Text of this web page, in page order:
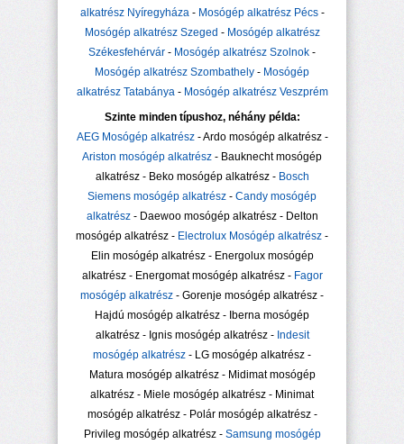
alkatrész Nyíregyháza- Mosógép alkatrész Pécs-
Mosógép alkatrész Szeged - Mosógép alkatrész
Székesfehérvár - Mosógép alkatrész Szolnok -
Mosógép alkatrész Szombathely - Mosógép
alkatrész Tatabánya- Mosógép alkatrész Veszprém
Szinte minden típushoz, néhány példa:
AEG Mosógép alkatrész- Ardo mosógép alkatrész -
Ariston mosógép alkatrész - Bauknecht mosógép
alkatrész - Beko mosógép alkatrész - Bosch
Siemens mosógép alkatrész - Candy mosógép
alkatrész- Daewoo mosógép alkatrész - Delton
mosógép alkatrész - Electrolux Mosógép alkatrész -
Elin mosógép alkatrész - Energolux mosógép
alkatrész - Energomat mosógép alkatrész - Fagor
mosógép alkatrész - Gorenje mosógép alkatrész -
Hajdú mosógép alkatrész - Iberna mosógép
alkatrész - Ignis mosógép alkatrész - Indesit
mosógép alkatrész - LG mosógép alkatrész -
Matura mosógép alkatrész - Midimat mosógép
alkatrész - Miele mosógép alkatrész - Minimat
mosógép alkatrész - Polár mosógép alkatrész -
Privileg mosógép alkatrész - Samsung mosógép